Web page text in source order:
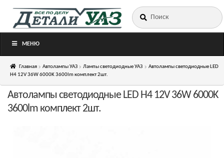
Перейти
Перейти
Искать:
МЕНЮ
Главная Автолампы УАЗ Лампы светодиодные УАЗ
Автолампы светодиодные LED
H4 12V 36W 6000K 3600lm комплект 2шт.
Автолампы светодиодные LED H4 12V 36W 6000K
3600lm комплект 2шт.